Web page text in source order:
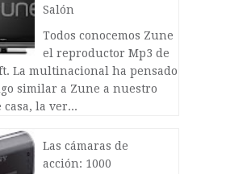
Salón
Todos conocemos Zune
el reproductor Mp3 de
La multinacional ha pensado
similar a Zune a nuestro
casa, la ver...
Las cámaras de
acción: 1000